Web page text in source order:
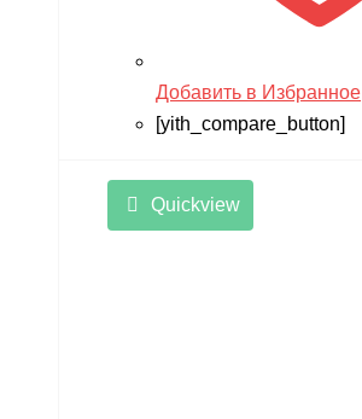
Добавить в Избранное
[yith_compare_button]
Quickview